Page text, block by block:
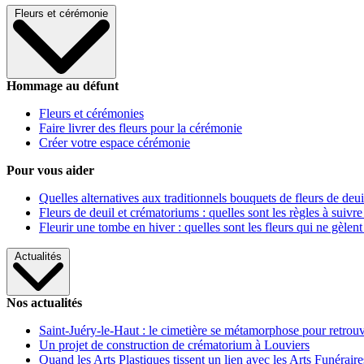
Fleurs et cérémonie
Hommage au défunt
Fleurs et cérémonies
Faire livrer des fleurs pour la cérémonie
Créer votre espace cérémonie
Pour vous aider
Quelles alternatives aux traditionnels bouquets de fleurs de
Fleurs de deuil et crématoriums : quelles sont les règles à
Fleurir une tombe en hiver : quelles sont les fleurs qui ne gèlent
Actualités
Nos actualités
Saint-Juéry-le-Haut : le cimetière se métamorphose pour
Un projet de construction de crématorium à Louviers
Quand les Arts Plastiques tissent un lien avec les Arts